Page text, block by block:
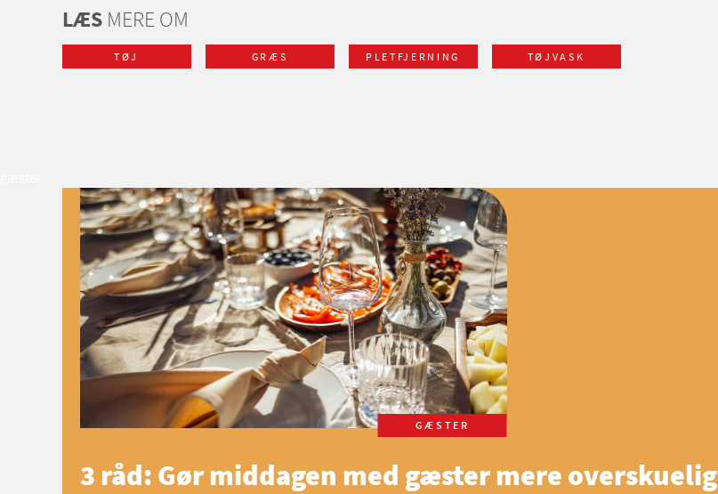
LÆSMERE OM
TØJ GRÆS PLETFJERNING TØJVASK
GÆSTER
3 råd: Gør middagen med gæster mere overskuelig